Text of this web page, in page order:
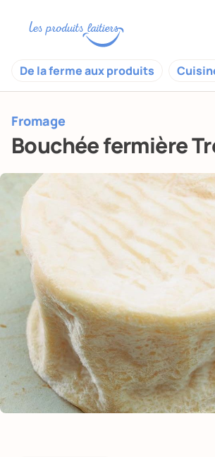
De la ferme aux produits
Fromage
Bouchée fermière